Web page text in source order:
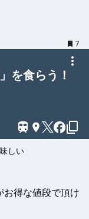
7
を食らう！
しい
お得な値段で頂け